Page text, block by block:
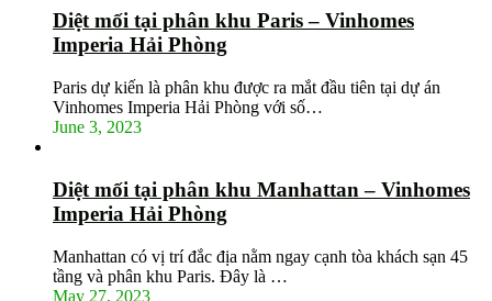
Diệt mối tại phân khu Paris – Vinhomes
Imperia Hải Phòng
Paris dự kiến là phân khu được ra mắt đầu tiên tại dự án
Vinhomes Imperia Hải Phòng với số…
June 3, 2023
Diệt mối tại phân khu Manhattan – Vinhomes
Imperia Hải Phòng
Manhattan có vị trí đắc địa nằm ngay cạnh tòa khách sạn 45
tầng và phân khu Paris. Đây là …
May 27, 2023